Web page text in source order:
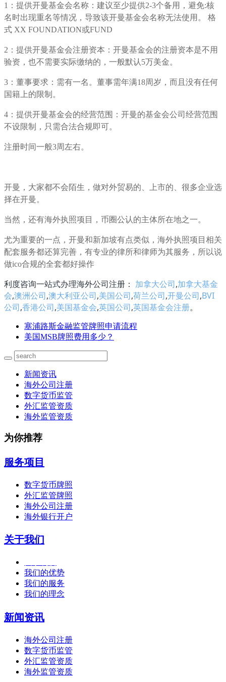
1：提供开曼基金会名称：建议至少提供2-3个备用，避免:核
名时出现重名等情况，导致该开曼基金会名称无法使用。 格
式 XX FOUNDATION或FUND
2：提供开曼基金会注册资本：开曼基金会的注册资本是不用
验资，也不需要实际缴纳的，一般默认5万美金。
3：董事要求：需有一名。董事需年满18周岁，而且没有任何
国籍上的限制。
4：提供开曼基金会的经营范围：开曼的基金会公司经营范围
不设限制，只需合法合规即可。
注册时间一般3周左右。
开曼，大家都不会陌生，做对外贸易的、上市的、很多企业选
择在开曼。
当然，还有海外执照项目，币圈公认的主体所在地之一。
尤为重要的一点，开曼和新加坡有点类似，海外执照项目相关
配套服务都还算完善，有专业的律所和律师为其服务，所以说
做ico合规的全套都好操作
利度咨询一站式办理海外公司注册： 加拿大公司,加拿大基金
会,澳洲公司,澳大利亚公司,美国公司,荷兰公司,开曼公司,BVI
公司,香港公司,美国基金会,英国公司,英国基金会注册。
塞浦路斯金融监管牌照申请流程
美国MSB牌照费用多少？
新闻资讯
海外公司注册
数字货币监管
外汇监管资质
海外监管资质
为你推荐
服务项目
数字货币牌照
外汇监管牌照
海外公司注册
海外银行开户
关于我们
我们的优势
我们的服务
我们的理念
新闻资讯
海外公司注册
数字货币监管
外汇监管资质
海外监管资质